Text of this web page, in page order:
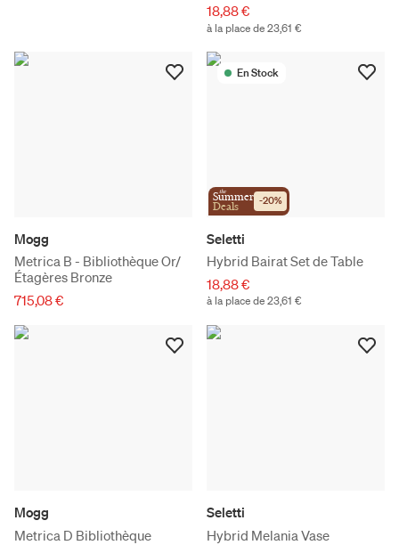
18,88 €
à la place de 23,61 €
Mogg
Metrica B - Bibliothèque Or/
Étagères Bronze
715,08 €
En Stock
the
Summer
Deals -20%
Seletti
Hybrid Bairat Set de Table
18,88 €
à la place de 23,61 €
Mogg
Metrica D Bibliothèque
Seletti
Hybrid Melania Vase